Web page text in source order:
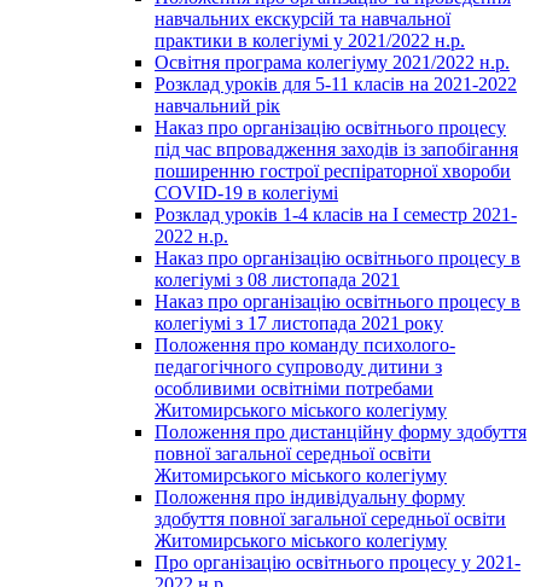
навчальних екскурсій та навчальної
практики в колегіумі у 2021/2022 н.р.
Освітня програма колегіуму 2021/2022 н.р.
Розклад уроків для 5-11 класів на 2021-2022
навчальний рік
Наказ про організацію освітнього процесу
під час впровадження заходів із запобігання
поширенню гострої респіраторної хвороби
COVID-19 в колегіумі
Розклад уроків 1-4 класів на І семестр 2021-
2022 н.р.
Наказ про організацію освітнього процесу в
колегіумі з 08 листопада 2021
Наказ про організацію освітнього процесу в
колегіумі з 17 листопада 2021 року
Положення про команду психолого-
педагогічного супроводу дитини з
особливими освітніми потребами
Житомирського міського колегіуму
Положення про дистанційну форму здобуття
повної загальної середньої освіти
Житомирського міського колегіуму
Положення про індивідуальну форму
здобуття повної загальної середньої освіти
Житомирського міського колегіуму
Про організацію освітнього процесу у 2021-